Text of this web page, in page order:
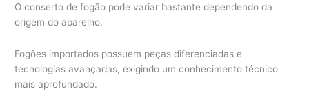
O conserto de fogão pode variar bastante dependendo da
origem do aparelho.
Fogões importados possuem peças diferenciadas e
tecnologias avançadas, exigindo um conhecimento técnico
mais aprofundado.